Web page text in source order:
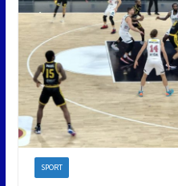
SPORT